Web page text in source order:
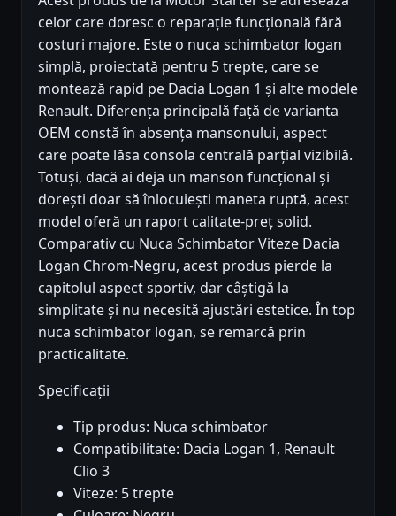
celor care doresc o reparație funcțională fără
costuri majore. Este o nuca schimbator logan
simplă, proiectată pentru 5 trepte, care se
montează rapid pe Dacia Logan 1 și alte modele
Renault. Diferența principală față de varianta
OEM constă în absența mansonului, aspect
care poate lăsa consola centrală parțial vizibilă.
Totuși, dacă ai deja un manson funcțional și
dorești doar să înlocuiești maneta ruptă, acest
model oferă un raport calitate-preț solid.
Comparativ cu Nuca Schimbator Viteze Dacia
Logan Chrom-Negru, acest produs pierde la
capitolul aspect sportiv, dar câștigă la
simplitate și nu necesită ajustări estetice. În top
nuca schimbator logan, se remarcă prin
practicalitate.
Specificații
Tip produs: Nuca schimbator
Compatibilitate: Dacia Logan 1, Renault
Clio 3
Viteze: 5 trepte